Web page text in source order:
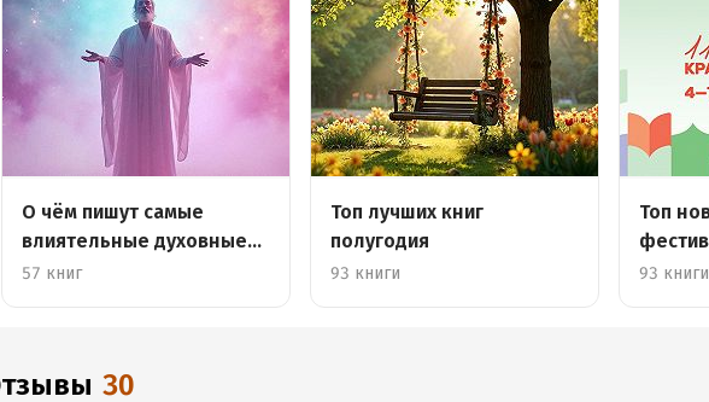
О чём пишут самые
влиятельные духовные
лидеры
57 книг
Топ лучших книг
полугодия
93 книги
Топ
93 книги
Отзывы 30